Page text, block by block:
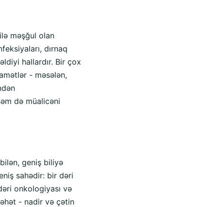
məşğul olan
dırnaq
hallardır. Bir çox
- məsələn,
də müalicəni
geniş biliyə
sahədir: bir dəri
onkologiyası və
- nadir və çətin